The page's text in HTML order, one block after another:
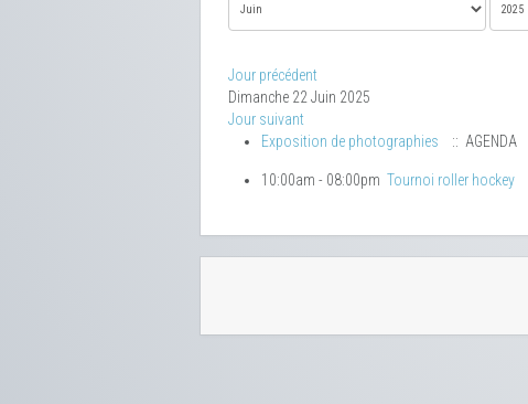
Jour précédent
Dimanche 22 Juin 2025
Jour suivant
Exposition de photographies
:: AGENDA
10:00am - 08:00pm Tournoi roller hockey